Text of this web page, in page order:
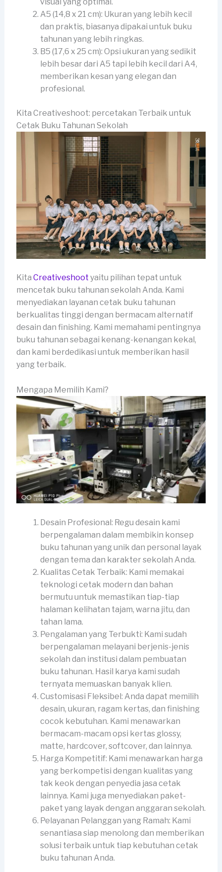
visual yang optimal.
A5 (14,8 x 21 cm): Ukuran yang lebih kecil
dan praktis, biasanya dipakai untuk buku
tahunan yang lebih ringkas.
B5 (17,6 x 25 cm): Opsi ukuran yang sedikit
lebih besar dari A5 tapi lebih kecil dari A4,
memberikan kesan yang elegan dan
profesional.
Kita Creativeshoot: percetakan Terbaik untuk
Cetak Buku Tahunan Sekolah
Kita Creativeshoot yaitu pilihan tepat untuk
mencetak buku tahunan sekolah Anda. Kami
menyediakan layanan cetak buku tahunan
berkualitas tinggi dengan bermacam alternatif
desain dan finishing. Kami memahami pentingnya
buku tahunan sebagai kenang-kenangan kekal,
dan kami berdedikasi untuk memberikan hasil
yang terbaik.
Mengapa Memilih Kami?
Desain Profesional: Regu desain kami
berpengalaman dalam membikin konsep
buku tahunan yang unik dan personal layak
dengan tema dan karakter sekolah Anda.
Kualitas Cetak Terbaik: Kami memakai
teknologi cetak modern dan bahan
bermutu untuk memastikan tiap-tiap
halaman kelihatan tajam, warna jitu, dan
tahan lama.
Pengalaman yang Terbukti: Kami sudah
berpengalaman melayani berjenis-jenis
sekolah dan institusi dalam pembuatan
buku tahunan. Hasil karya kami sudah
ternyata memuaskan banyak klien.
Customisasi Fleksibel: Anda dapat memilih
desain, ukuran, ragam kertas, dan finishing
cocok kebutuhan. Kami menawarkan
bermacam-macam opsi kertas glossy,
matte, hardcover, softcover, dan lainnya.
Harga Kompetitif: Kami menawarkan harga
yang berkompetisi dengan kualitas yang
tak keok dengan penyedia jasa cetak
lainnya. Kami juga menyediakan paket-
paket yang layak dengan anggaran sekolah.
Pelayanan Pelanggan yang Ramah: Kami
senantiasa siap menolong dan memberikan
solusi terbaik untuk tiap kebutuhan cetak
buku tahunan Anda.